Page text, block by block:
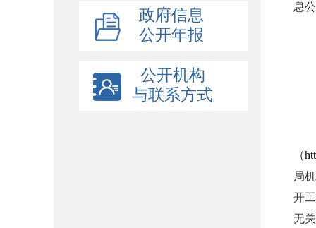
政府信息
公开年报
公开机构
与联系方式
息
（
局
开
无